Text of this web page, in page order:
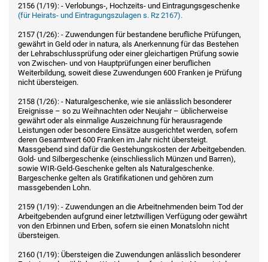
2156 (1/19): - Verlobungs-, Hochzeits- und Eintragungsgeschenke
(für Heirats- und Eintragungszulagen s. Rz 2167).
2157 (1/26): - Zuwendungen für bestandene berufliche Prüfungen,
gewährt in Geld oder in natura, als Anerkennung für das Bestehen
der Lehrabschlussprüfung oder einer gleichartigen Prüfung sowie
von Zwischen- und von Hauptprüfungen einer beruflichen
Weiterbildung, soweit diese Zuwendungen 600 Franken je Prüfung
nicht übersteigen.
2158 (1/26): - Naturalgeschenke, wie sie anlässlich besonderer
Ereignisse – so zu Weihnachten oder Neujahr – üblicherweise
gewährt oder als einmalige Auszeichnung für herausragende
Leistungen oder besondere Einsätze ausgerichtet werden, sofern
deren Gesamtwert 600 Franken im Jahr nicht übersteigt.
Massgebend sind dafür die Gestehungskosten der Arbeitgebenden.
Gold- und Silbergeschenke (einschliesslich Münzen und Barren),
sowie WIR-Geld-Geschenke gelten als Naturalgeschenke.
Bargeschenke gelten als Gratifikationen und gehören zum
massgebenden Lohn.
2159 (1/19): - Zuwendungen an die Arbeitnehmenden beim Tod der
Arbeitgebenden aufgrund einer letztwilligen Verfügung oder gewährt
von den Erbinnen und Erben, sofern sie einen Monatslohn nicht
übersteigen.
2160 (1/19): Übersteigen die Zuwendungen anlässlich besonderer